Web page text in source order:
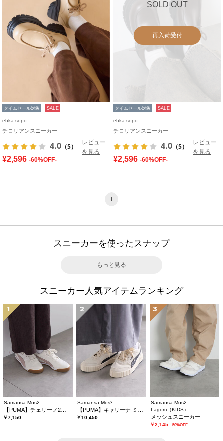
タイムセール対象 SALE
ehka sopo
チロリアンスニーカー
4.0 （5）
レビュー
を見る
¥2,596 -60%OFF-
SOLD OUT
再入荷受付
タイムセール対象 SALE
ehka sopo
チロリアンスニーカー
4.0 （5）
レビュー
を見る
¥2,596 -60%OFF-
1
スニーカーを使ったスナップ
もっと見る
スニーカー人気アイテムランキング
1
Samansa Mos2
￥7,150
2
Samansa Mos2
￥10,450
3
Samansa Mos2
Lagom（KIDS）
メッシュスニーカー
￥2,145 -50%OFF-